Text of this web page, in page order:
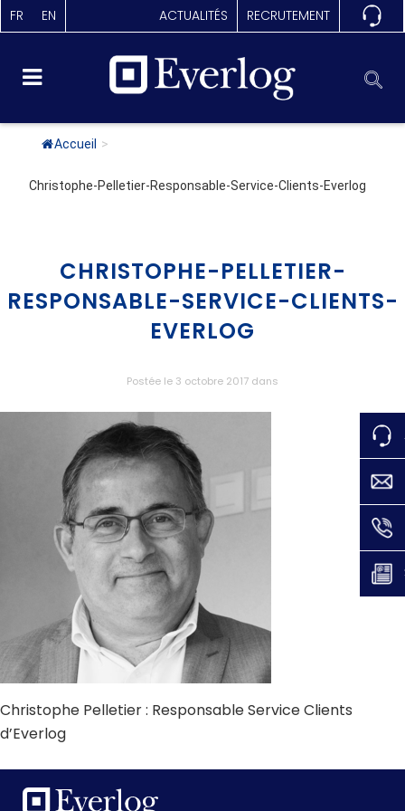
FR EN ACTUALITÉS RECRUTEMENT
Accueil >
Christophe-Pelletier-Responsable-Service-Clients-Everlog
CHRISTOPHE-PELLETIER-
RESPONSABLE-SERVICE-CLIENTS-
EVERLOG
Postée le 3 octobre 2017 dans
Christophe Pelletier : Responsable Service Clients
d’Everlog